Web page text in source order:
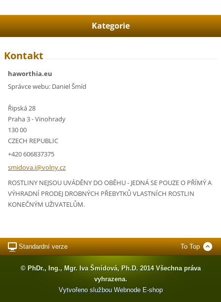
Kategorie
Kontakt
haworthia.eu
Správce webu: Daniel Šmíd
Řipská 28
Praha 3 - Vinohrady
130 00
CZECH REPUBLIC
+420 606837375
smidova.i@volny.cz
ROSTLINY NEJSOU UVÁDĚNY DO OBĚHU - JEDNÁ SE POUZE O PŘÍMÝ A
VÝHRADNÍ PRODEJ DROBNÝCH PŘEBYTKŮ VLASTNÍCH ROSTLIN
KONEČNÝM UŽIVATELŮM.
Standardní verze To Top
© PhDr., Ing., Mgr. Iva Šmídová, Ph.D. 2014 Všechna práva
vyhrazena.
Vytvořeno službou WebnodeE-shop